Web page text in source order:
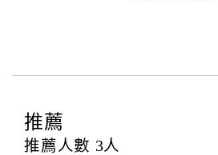
案內容提供之服務）。
第四條（入住、退房時間）
推薦
推薦人數 3人